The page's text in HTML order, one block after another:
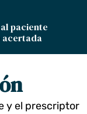
paciente
acertada
y el prescriptor